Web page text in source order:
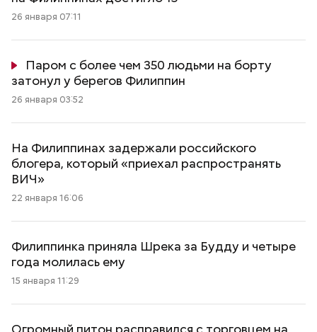
26 января 07:11
Паром с более чем 350 людьми на борту
затонул у берегов Филиппин
26 января 03:52
На Филиппинах задержали российского
блогера, который «приехал распространять
ВИЧ»
22 января 16:06
Филиппинка приняла Шрека за Будду и четыре
года молилась ему
15 января 11:29